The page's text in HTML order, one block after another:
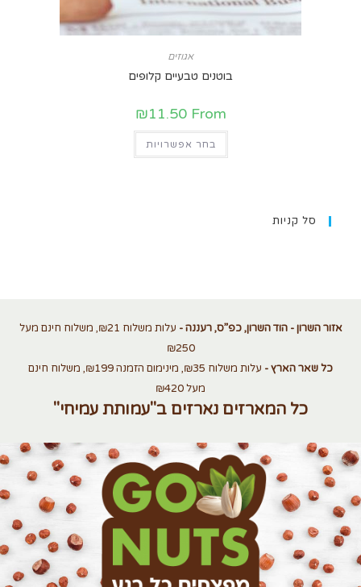
אגוזים
בוטנים טבעיים קלופים
From
₪11.50
בחר אפשרויות
סל קניות
אזור השרון - הוד השרון, כפ”ס, רעננה -
עלות משלוח ₪21, משלוח חינם מעל
₪250
כל שאר הארץ -
עלות משלוח ₪35, מינימום הזמנה ₪199, משלוח חינם
מעל ₪420
כל המארזים נארזים ב"עמותת עמיחי"